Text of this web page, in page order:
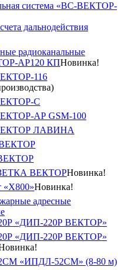
система «ВС-ВЕКТОР-
дальнодействия
радиоканальные
АР120 КПНовинка!
116
С
АР GSM-100
ЛАВИНА
ВЕКТОРНовинка!
«X800»Новинка!
адресные
«ДИП-220Р ВЕКТОР»
«ДИП-220Р ВЕКТОР»
«ИПДЛ-52СМ» (8-80 м)